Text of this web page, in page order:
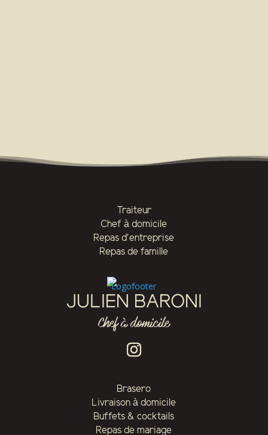
Traiteur
Chef à domicile
Repas d'entreprise
Repas de famille
JULIEN BARONI
Chef à domicile
Brasero
Livraison à domicile
Buffets & cocktails
Repas de mariage